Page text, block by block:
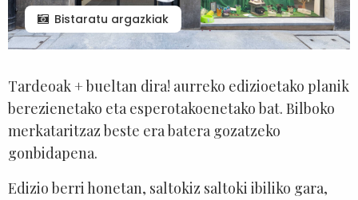
Bistaratu argazkiak
Tardeoak + bueltan dira! aurreko edizioetako planik
berezienetako eta esperotakoenetako bat. Bilboko
merkataritzaz beste era batera gozatzeko
gonbidapena.
Edizio berri honetan, saltokiz saltoki ibiliko gara,